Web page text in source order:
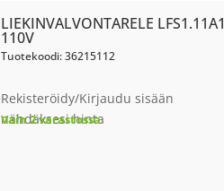
LIEKINVALVONTARELE LFS1.11A1
110V
Tuotekoodi: 36215112
Rekisteröidy/Kirjaudu sisään
nähdäksesi hinta
Vain 2 varastossa